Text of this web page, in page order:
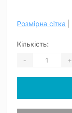
Розмірна сітка
Кількість:
- +